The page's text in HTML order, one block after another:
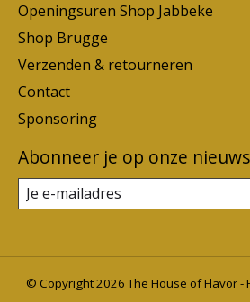
Openingsuren Shop Jabbeke
Shop Brugge
Verzenden & retourneren
Contact
Sponsoring
Abonneer je op onze
© Copyright 2026 The House of Flavor -